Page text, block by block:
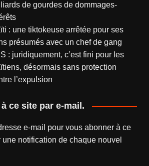
de gourdes de dommages-
: une tiktokeuse arrêtée pour ses
présumés avec un chef de gang
: juridiquement, c’est fini pour les
désormais sans protection
l’expulsion
ce site par e-mail.
e-mail pour vous abonner à ce
notification de chaque nouvel